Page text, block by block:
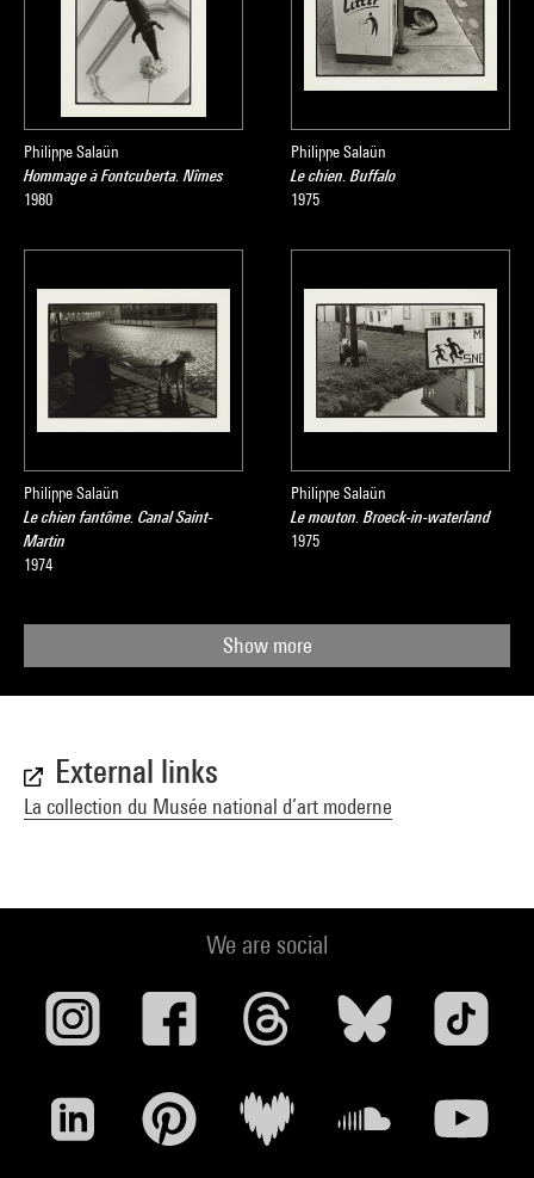
Philippe Salaün
Hommage à Fontcuberta. Nîmes
1980
Philippe Salaün
Le chien. Buffalo
1975
Philippe Salaün
Le chien fantôme. Canal Saint-
Martin
1974
Philippe Salaün
Le mouton. Broeck-in-waterland
1975
Show more
External links
La collection du Musée national d’art moderne
We are social